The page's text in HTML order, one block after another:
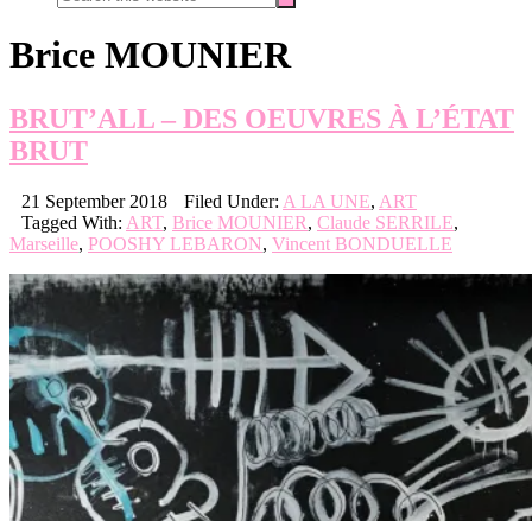
this
Brice MOUNIER
BRUT’ALL – DES OEUVRES À L’ÉTAT
BRUT
21 September 2018 Filed Under: A LA UNE, ART
Tagged With: ART, Brice MOUNIER, Claude SERRILE,
Marseille, POOSHY LEBARON, Vincent BONDUELLE